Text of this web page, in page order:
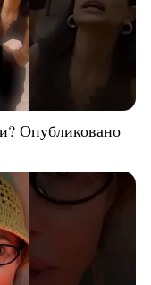
Опубликовано